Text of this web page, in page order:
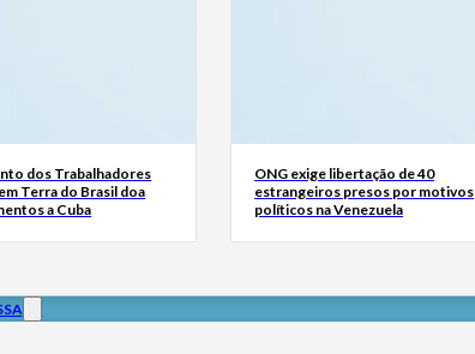
dos Trabalhadores
Terra do Brasil doa
a Cuba
ONG exige libertação de 40
estrangeiros presos por motivos
políticos na Venezuela